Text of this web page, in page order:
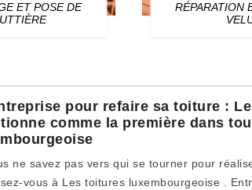
ET POSE DE
RÉPARATION
pour refaire sa toiture :
comme la première dans
ne savez pas vers qui se tourner pour
vous à Les toitures luxembourgeoise .